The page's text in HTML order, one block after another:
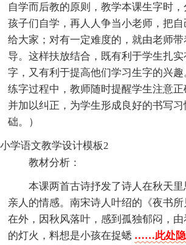
自学而后教的原则，教学本课生字时
孩子们自学，再人人争当小老师，把
给大家；对有一定难度的，就由老师
导。这样扶放结合，既有利于学生扎实
字，又有利于提高他们学习生字的兴
练字过程中，教师随时提醒学生注意正
并加以纠正，为学生形成良好的书写
础。）
小学语文教学设计模板2
教材分析：
本课两首古诗抒发了诗人在秋天
亲人的情感。南宋诗人叶绍的《夜书
在外，因秋风落叶，感到孤独郁闷，
的灯火，料想是小孩在捉蟋 ……此处隐